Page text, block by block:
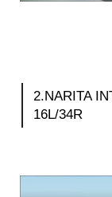
2.NARITA
16L/34R